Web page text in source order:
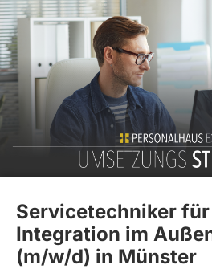
Servicetechniker
Integration im
(m/w/d) in Münster